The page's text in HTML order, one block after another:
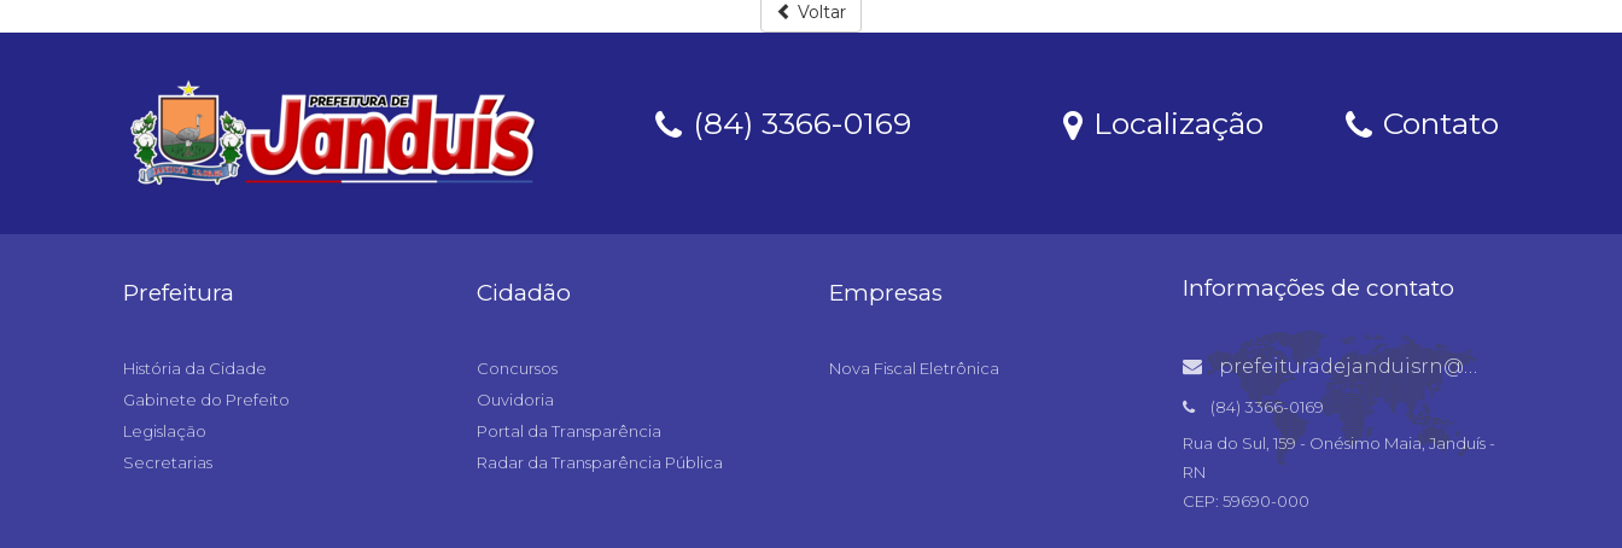
Voltar
(84) 3366-0169 Localização Contato
Prefeitura
História da Cidade
Gabinete do Prefeito
Legislação
Secretarias
Cidadão
Concursos
Ouvidoria
Portal da Transparência
Radar da Transparência Pública
Empresas
Nova Fiscal Eletrônica
Informações de contato
prefeituradejanduisrn@gmail.com
(84) 3366-0169
Rua do Sul, 159 - Onésimo Maia, Janduís -
RN
CEP: 59690-000